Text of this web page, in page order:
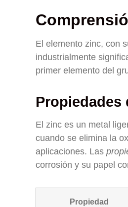
El elemento zinc, con
industrialmente
primer elemento del
El zinc es un metal
cuando se elimina la
aplicaciones. Las
corrosión y su papel
Propiedad